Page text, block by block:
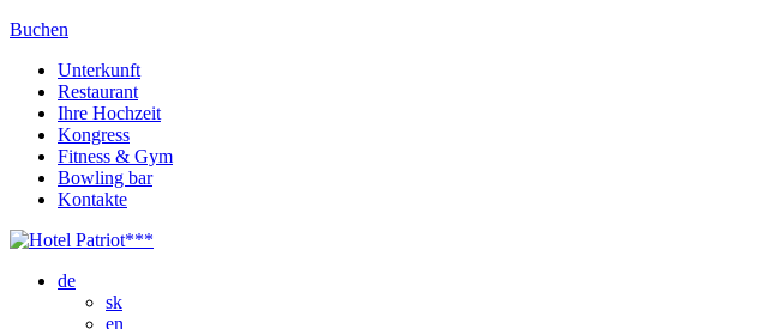
Buchen
Unterkunft
Restaurant
Ihre Hochzeit
Kongress
Fitness & Gym
Bowling bar
Kontakte
de
sk
en